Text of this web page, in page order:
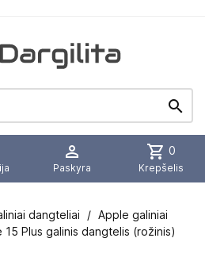


Paskyra
shopping_cart 0
Krepšelis
dangteliai
Apple galiniai
15 Plus galinis dangtelis (rožinis)